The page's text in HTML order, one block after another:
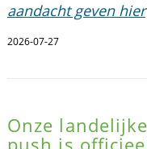
aandacht geven hier
2026-07-27
Onze
push is